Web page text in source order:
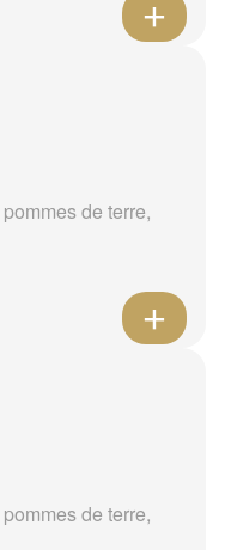
de terre,
de terre,